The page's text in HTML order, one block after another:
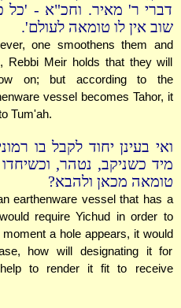
דברי ר' מאיר. וחכ"א -
שוב אין לו טומאה לעולם'.
one smoothens them and
Rebbi Meir holds that they will
on; but according to the
vessel becomes Tahor, it
Tum'ah.
ואי בעינן יחוד לקבל בו
מיד כשניקב, נטהר,
טומאה מכאן ולהבא?
earthenware vessel that has a
require Yichud in order to
a hole appears, it would
how will designating it for
help to render it fit to receive